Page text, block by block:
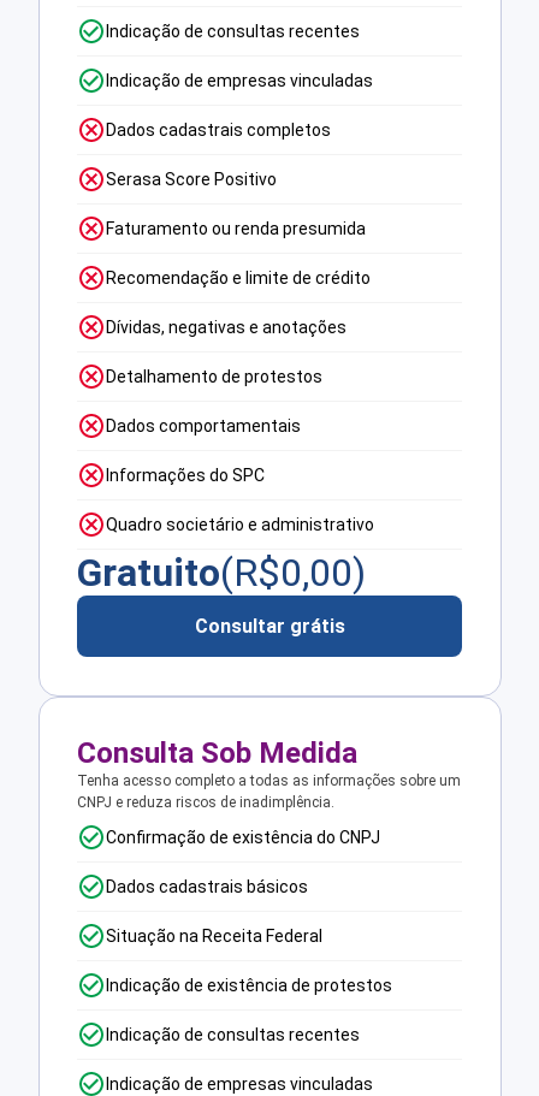
Indicação de consultas recentes
Indicação de empresas vinculadas
Dados cadastrais completos
Serasa Score Positivo
Faturamento ou renda presumida
Recomendação e limite de crédito
Dívidas, negativas e anotações
Detalhamento de protestos
Dados comportamentais
Informações do SPC
Quadro societário e administrativo
Gratuito(R$0,00)
Consultar grátis
Consulta Sob Medida
Tenha acesso completo a todas as informações sobre um
CNPJ e reduza riscos de inadimplência.
Confirmação de existência do CNPJ
Dados cadastrais básicos
Situação na Receita Federal
Indicação de existência de protestos
Indicação de consultas recentes
Indicação de empresas vinculadas